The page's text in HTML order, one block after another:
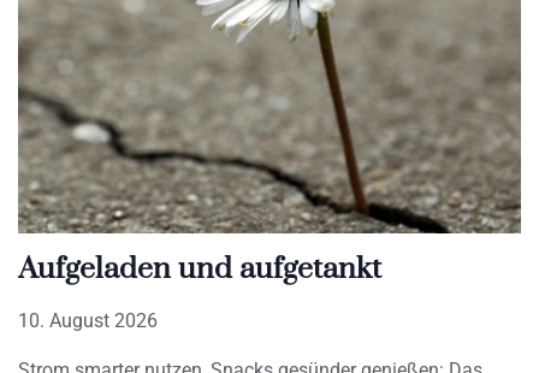
Aufgeladen und aufgetankt
10. August 2026